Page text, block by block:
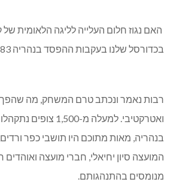
האם נגוז חלום העלייה לליגה הלאומית
בכדורסל שלנו בעקבות ההפסד בנהריה 75:83 ?
רבות נאמר ונכתב טרם המשחק, מה שהפך
ואטרקטיבי. למעלה מ-
בנהריה, מאות מתוכם היו תושבי כפר
המועצה סיון יחיאלי, חברי מועצה
מנומסים בהתנהגותם.